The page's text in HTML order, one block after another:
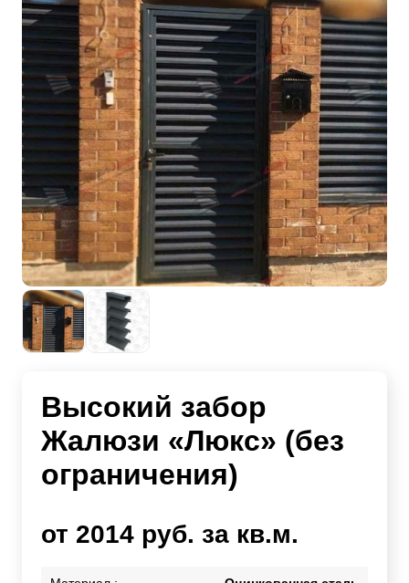
Высокий забор
Жалюзи «Люкс» (без
ограничения)
от 2014 руб. за кв.м.